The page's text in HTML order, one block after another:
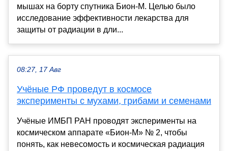
мышах на борту спутника Бион-М. Целью было
исследование эффективности лекарства для
защиты от радиации в дли...
08:27, 17 Авг
Учёные РФ проведут в космосе
эксперименты с мухами, грибами и семенами
Учёные ИМБП РАН проводят эксперименты на
космическом аппарате «Бион-М» № 2, чтобы
понять, как невесомость и космическая радиация